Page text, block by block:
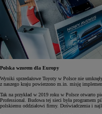
Polska wzorem dla Europy
Wyniki sprzedażowe Toyoty w Polsce nie
z naszego kraju powierzono m.in. misję
Tak na przykład w 2019 roku w Polsce otwarto
Professional. Budowa tej sieci była programem
polskiemu oddziałowi firmy. Doświadczenia i